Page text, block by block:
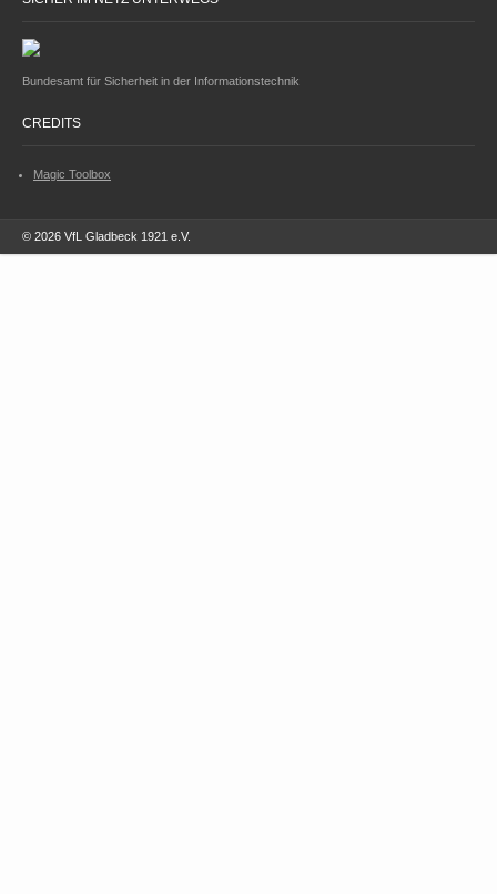
Bundesamt für Sicherheit in der Informationstechnik
CREDITS
Magic Toolbox
© 2026 VfL Gladbeck 1921 e.V.